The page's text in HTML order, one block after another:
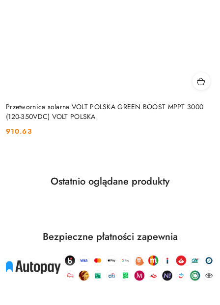
Przetwornica solarna VOLT POLSKA GREEN BOOST MPPT 3000
(120-350VDC) VOLT POLSKA
Cena:
910.63
Pomiń karuzelę produktów
Produkty
Ostatnio oglądane produkty
Bezpieczne płatności zapewnia